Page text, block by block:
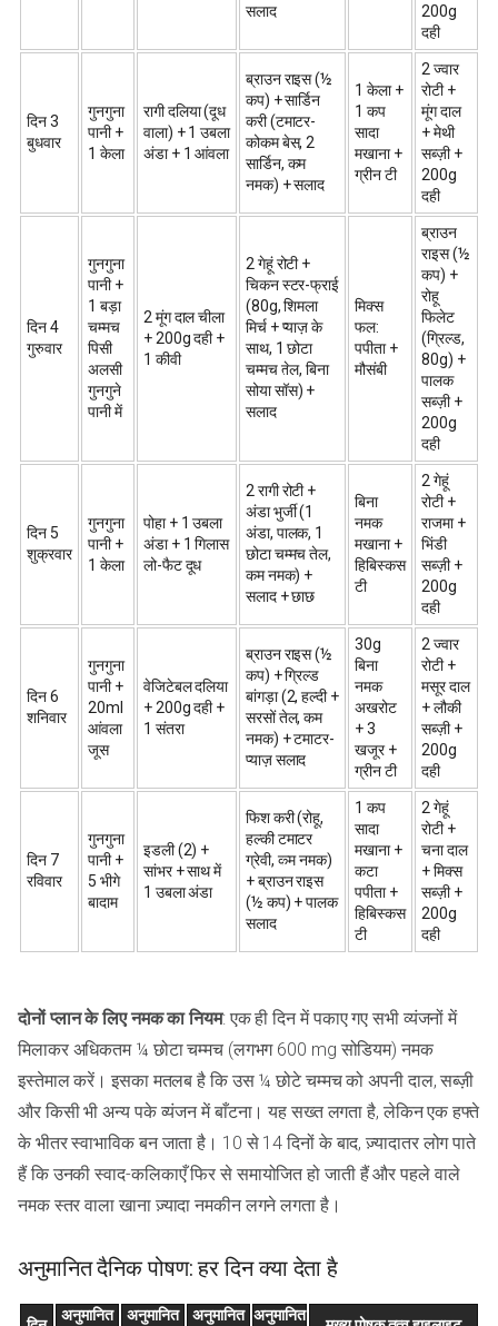
सलाद
200g
दही
दिन 3
बुधवार
गुनगुना
पानी +
1 केला
रागी दलिया (दूध
वाला) + 1 उबला
अंडा + 1 आंवला
ब्राउन राइस (½
कप) + सार्डिन
करी (टमाटर-
कोकम बेस, 2
सार्डिन, कम
नमक) + सलाद
1 केला +
1 कप
सादा
मखाना +
ग्रीन टी
2 ज्वार
रोटी +
मूंग दाल
+ मेथी
सब्ज़ी +
200g
दही
दिन 4
गुरुवार
गुनगुना
पानी +
1 बड़ा
चम्मच
पिसी
अलसी
गुनगुने
पानी में
2 मूंग दाल चीला
+ 200g दही +
1 कीवी
2 गेहूं रोटी +
चिकन स्टर-फ्राई
(80g, शिमला
मिर्च + प्याज़ के
साथ, 1 छोटा
चम्मच तेल, बिना
सोया सॉस) +
सलाद
मिक्स
फल:
पपीता +
मौसंबी
ब्राउन
राइस (½
कप) +
रोहू
फिलेट
(ग्रिल्ड,
80g) +
पालक
सब्ज़ी +
200g
दही
दिन 5
शुक्रवार
गुनगुना
पानी +
1 केला
पोहा + 1 उबला
अंडा + 1 गिलास
लो-फैट दूध
2 रागी रोटी +
अंडा भुर्जी (1
अंडा, पालक, 1
छोटा चम्मच तेल,
कम नमक) +
सलाद + छाछ
बिना
नमक
मखाना +
हिबिस्कस
टी
2 गेहूं
रोटी +
राजमा +
भिंडी
सब्ज़ी +
200g
दही
दिन 6
शनिवार
गुनगुना
पानी +
20ml
आंवला
जूस
वेजिटेबल दलिया
+ 200g दही +
1 संतरा
ब्राउन राइस (½
कप) + ग्रिल्ड
बांगड़ा (2, हल्दी +
सरसों तेल, कम
नमक) + टमाटर-
प्याज़ सलाद
30g
बिना
नमक
अखरोट
+ 3
खजूर +
ग्रीन टी
2 ज्वार
रोटी +
मसूर दाल
+ लौकी
सब्ज़ी +
200g
दही
दिन 7
रविवार
गुनगुना
पानी +
5 भीगे
बादाम
इडली (2) +
सांभर + साथ में
1 उबला अंडा
फिश करी (रोहू,
हल्की टमाटर
ग्रेवी, कम नमक)
+ ब्राउन राइस
(½ कप) + पालक
सलाद
1 कप
सादा
मखाना +
कटा
पपीता +
हिबिस्कस
टी
2 गेहूं
रोटी +
चना दाल
+ मिक्स
सब्ज़ी +
200g
दही
दोनों प्लान के लिए नमक का नियम: एक ही दिन में पकाए गए सभी व्यंजनों में
मिलाकर अधिकतम ¼ छोटा चम्मच (लगभग 600 mg सोडियम) नमक
इस्तेमाल करें। इसका मतलब है कि उस ¼ छोटे चम्मच को अपनी दाल, सब्ज़ी
और किसी भी अन्य पके व्यंजन में बाँटना। यह सख्त लगता है, लेकिन एक हफ्ते
के भीतर स्वाभाविक बन जाता है। 10 से 14 दिनों के बाद, ज़्यादातर लोग पाते
हैं कि उनकी स्वाद-कलिकाएँ फिर से समायोजित हो जाती हैं और पहले वाले
नमक स्तर वाला खाना ज़्यादा नमकीन लगने लगता है।
अनुमानित दैनिक पोषण: हर दिन क्या देता है
अनुमानित
अनुमानित
अनुमानित अनुमानित